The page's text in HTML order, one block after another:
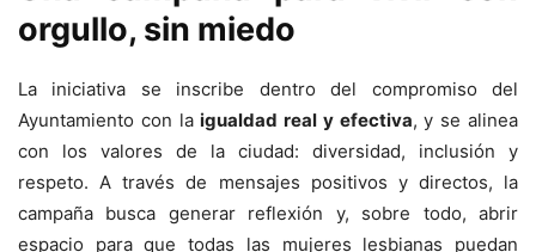
orgullo, sin miedo
La iniciativa se inscribe dentro del compromiso del
Ayuntamiento con laigualdad real y efectiva, y se alinea
con los valores de la ciudad: diversidad, inclusión y
respeto. A través de mensajes positivos y directos, la
campaña busca generar reflexión y, sobre todo, abrir
espacio para que todas las mujeres lesbianas puedan